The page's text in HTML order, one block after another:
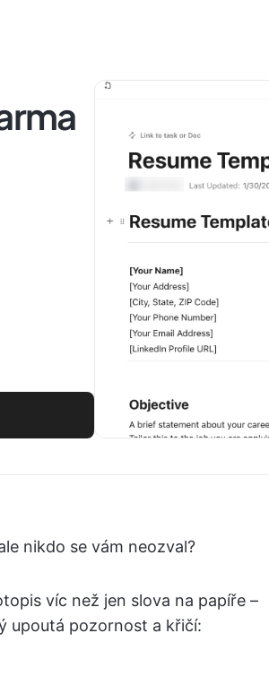
nikdo se vám neozval?
víc než jen slova na papíře –
upoutá pozornost a křičí: